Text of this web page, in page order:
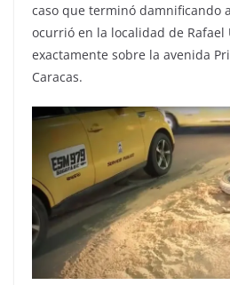
caso que terminó damnificando
ocurrió en la localidad de Rafael
exactamente sobre la avenida
Caracas.